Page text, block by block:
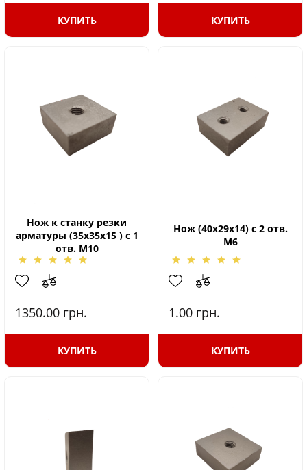
КУПИТЬ КУПИТЬ
Нож к станку резки
арматуры (35х35х15 ) с 1
отв. М10
1350.00 грн.
КУПИТЬ
Нож (40х29х14) с 2 отв.
М6
1.00 грн.
КУПИТЬ